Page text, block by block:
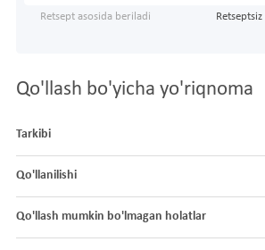
Retsept asosida beriladi
Qo'llash bo'yicha yo'riqnoma
Tarkibi
Qo'llanilishi
Qo'llash mumkin bo'lmagan holatlar